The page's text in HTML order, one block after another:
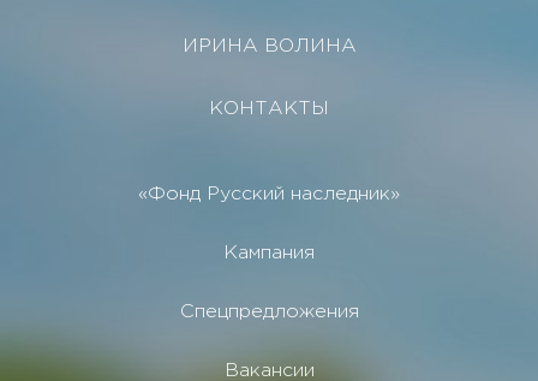
ИРИНА ВОЛИНА
КОНТАКТЫ
«Фонд Русский наследник»
Кампания
Спецпредложения
Вакансии